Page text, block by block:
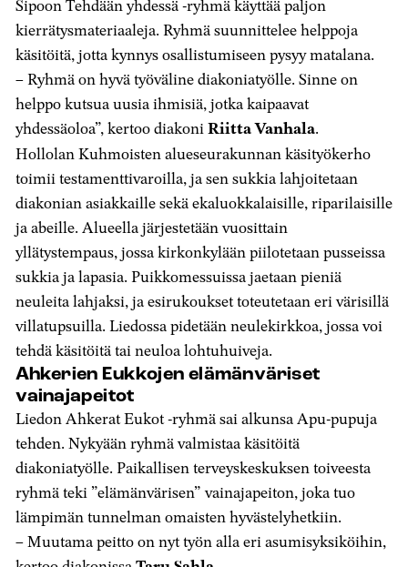
Sipoon Tehdään yhdessä -ryhmä käyttää paljon
kierrätysmateriaaleja. Ryhmä suunnittelee helppoja
käsitöitä, jotta kynnys osallistumiseen pysyy matalana.
– Ryhmä on hyvä työväline diakoniatyölle. Sinne on
helppo kutsua uusia ihmisiä, jotka kaipaavat
yhdessäoloa”, kertoo diakoniRiitta Vanhala.
Hollolan Kuhmoisten alueseurakunnan käsityökerho
toimii testamenttivaroilla, ja sen sukkia lahjoitetaan
diakonian asiakkaille sekä ekaluokkalaisille, riparilaisille
ja abeille. Alueella järjestetään vuosittain
yllätystempaus, jossa kirkonkylään piilotetaan pusseissa
sukkia ja lapasia. Puikkomessuissa jaetaan pieniä
neuleita lahjaksi, ja esirukoukset toteutetaan eri värisillä
villatupsuilla. Liedossa pidetään neulekirkkoa, jossa voi
tehdä käsitöitä tai neuloa lohtuhuiveja.
Ahkerien Eukkojen elämänväriset
vainajapeitot
Liedon Ahkerat Eukot -ryhmä sai alkunsa Apu-pupuja
tehden. Nykyään ryhmä valmistaa käsitöitä
diakoniatyölle. Paikallisen terveyskeskuksen toiveesta
ryhmä teki ”elämänvärisen” vainajapeiton, joka tuo
lämpimän tunnelman omaisten hyvästelyhetkiin.
– Muutama peitto on nyt työn alla eri asumisyksiköihin,